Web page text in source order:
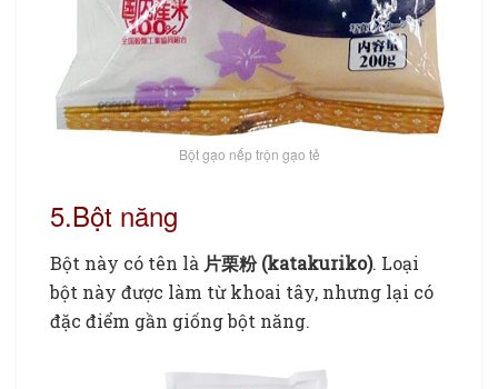
Bột gạo nếp trộn gạo tẻ
5.Bột năng
Bột này có tên là 片栗粉 (katakuriko). Loại
bột này được làm từ khoai tây, nhưng lại có
đặc điểm gần giống bột năng.